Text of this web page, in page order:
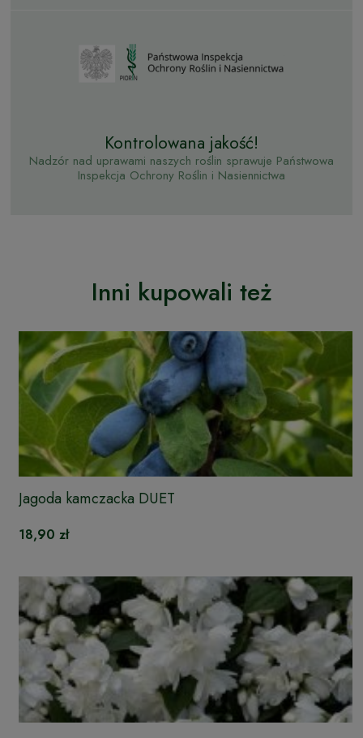
Kontrolowana jakość!
Nadzór nad uprawami naszych roślin sprawuje Państwowa
Inspekcja Ochrony Roślin i Nasiennictwa
Inni kupowali też
Jagoda kamczacka DUET
18,90 zł